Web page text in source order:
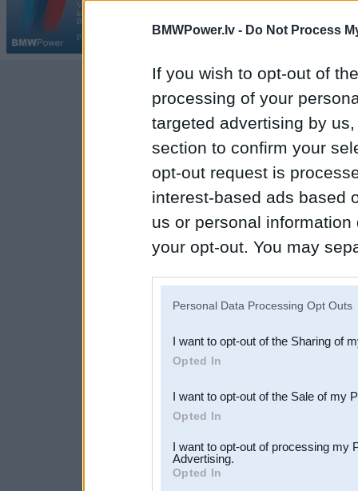
BMWPower.lv - Do Not Process
If you wish to opt-out of
processing of your
targeted advertising by
section to confirm your
opt-out request is
interest-based ads based
us or personal
your opt-out. You may
Downstream Participants
third parties.
Personal Data Processing Opt Outs
I want to opt-out of the Sharing of
Opted In
I want to opt-out of the Sale of my
Opted In
I want to opt-out of processing my
Advertising.
Opted In
Vortāls BMWPower.lv darbojas
kopš 2002. gada 14. maija. Tas nav auto klubs un nav saistīts ar
BMW AG.
Par BMWPower
Kontakti|Reklāma